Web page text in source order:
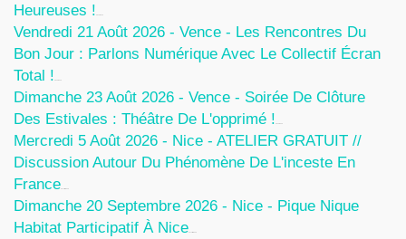
Heureuses !
Vendredi 21 Août 2026 - Vence - Les Rencontres Du
Bon Jour : Parlons Numérique Avec Le Collectif Écran
Total !
Dimanche 23 Août 2026 - Vence - Soirée De Clôture
Des Estivales : Théâtre De L'opprimé !
Mercredi 5 Août 2026 - Nice - ATELIER GRATUIT //
Discussion Autour Du Phénomène De L'inceste En
France
Dimanche 20 Septembre 2026 - Nice - Pique Nique
Habitat Participatif À Nice